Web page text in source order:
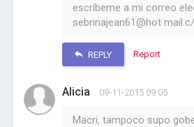
escríbeme a mi correo
sebrinajean61@hot
REPLY Report
Alicia 09-11-2015 09:05
Macri, tampoco supo